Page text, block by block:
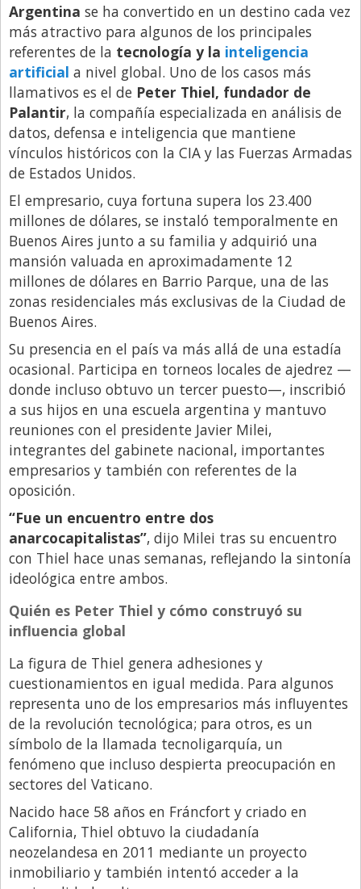
Internacionales
La Opinión del Director
Legales
Libro de Quejas
Medios
Millonarios
Minuto Lanzamiento
Negocios
Opinion
País
Política
Publicidad y Marketing
Real Estate y Propiedades
Responsabilidad Social
Salidas
Santa Fe
Show Business
Sociedad
Tendencias
Viajes
Argentina se ha convertido en un destino cada vez
más atractivo para algunos de los principales
referentes de la tecnología y la inteligencia
artificial a nivel global. Uno de los casos más
llamativos es el de Peter Thiel, fundador de
Palantir, la compañía especializada en análisis de
datos, defensa e inteligencia que mantiene
vínculos históricos con la CIA y las Fuerzas Armadas
de Estados Unidos.
El empresario, cuya fortuna supera los 23.400
millones de dólares, se instaló temporalmente en
Buenos Aires junto a su familia y adquirió una
mansión valuada en aproximadamente 12
millones de dólares en Barrio Parque, una de las
zonas residenciales más exclusivas de la Ciudad de
Buenos Aires.
Su presencia en el país va más allá de una estadía
ocasional. Participa en torneos locales de ajedrez —
donde incluso obtuvo un tercer puesto—, inscribió
a sus hijos en una escuela argentina y mantuvo
reuniones con el presidente Javier Milei,
integrantes del gabinete nacional, importantes
empresarios y también con referentes de la
oposición.
“Fue un encuentro entre dos
anarcocapitalistas”, dijo Milei tras su encuentro
con Thiel hace unas semanas, reflejando la sintonía
ideológica entre ambos.
Quién es Peter Thiel y cómo construyó su
influencia global
La figura de Thiel genera adhesiones y
cuestionamientos en igual medida. Para algunos
representa uno de los empresarios más influyentes
de la revolución tecnológica; para otros, es un
símbolo de la llamada tecnoligarquía, un
fenómeno que incluso despierta preocupación en
sectores del Vaticano.
Nacido hace 58 años en Fráncfort y criado en
California, Thiel obtuvo la ciudadanía
neozelandesa en 2011 mediante un proyecto
inmobiliario y también intentó acceder a la